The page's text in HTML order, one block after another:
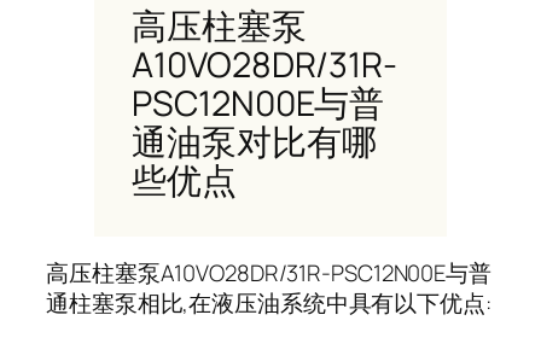
高压柱塞泵
A10VO28DR/31R-
PSC12N00E与普
通油泵对比有哪
些优点
高压柱塞泵A10VO28DR/31R-PSC12N00E与普
通柱塞泵相比,在液压油系统中具有以下优点: